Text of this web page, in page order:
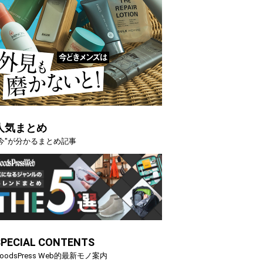
気まとめ
"が分かるまとめ記事
CONTENTS
Web的最新モノ案内